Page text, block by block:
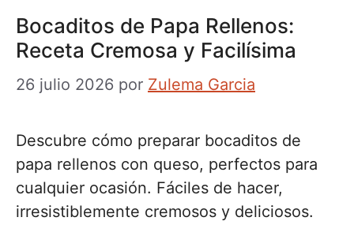
Bocaditos de Papa Rellenos:
Receta Cremosa y Facilísima
26 julio 2026 por Zulema Garcia
Descubre cómo preparar bocaditos de
papa rellenos con queso, perfectos para
cualquier ocasión. Fáciles de hacer,
irresistiblemente cremosos y deliciosos.